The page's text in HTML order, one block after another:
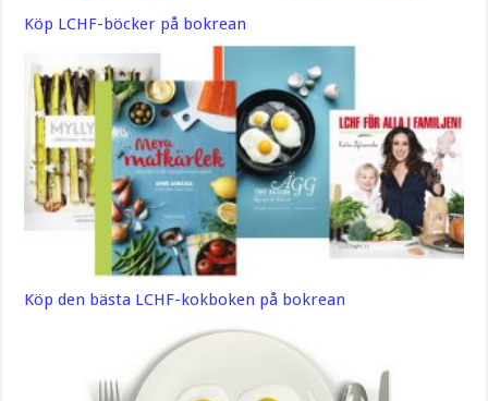
Köp LCHF-böcker på bokrean
Köp den bästa LCHF-kokboken på bokrean